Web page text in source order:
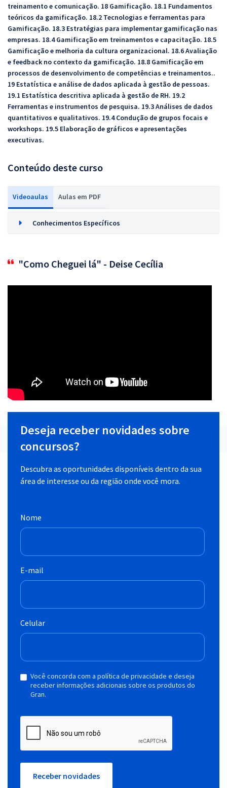
treinamento e comunicação. 18 Gamificação. 18.1 Fundamentos
teóricos da gamificação. 18.2 Tecnologias e ferramentas para
Gamificação. 18.3 Estratégias para implementar gamificação nas
empresas. 18.4 Gamificação em treinamentos e capacitação. 18.5
Gamificação e melhoria da cultura organizacional. 18.6 Avaliação
e feedback no contexto da gamificação. 18.8 Gamificação em
processos de desenvolvimento de competências e treinamentos..
19 Estatística e análise de dados aplicada à gestão de pessoas.
19.1 Estatística descritiva aplicada à gestão de RH. 19.2
Ferramentas e instrumentos de pesquisa. 19.3 Análises de dados
quantitativos e qualitativos. 19.4 Condução de grupos focais e
workshops. 19.5 Elaboração de gráficos e apresentações
executivas.
Conteúdo deste curso
Videoaulas Aulas em PDF
Conhecimentos Específicos
"Como Cheguei lá" - Deise Cecília
Deseja receber novidades sobre
concursos?
Descubra as oportunidades disponíveis dentro da sua
área de interesse ou da região onde você mora.
Nome
E-mail
Celular
Você concorda com a política de privacidade e deseja
receber informações adicionais sobre os produtos do
Gran.
Receber novidades